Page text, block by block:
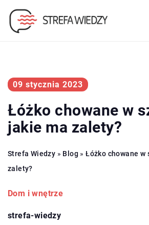
09 stycznia 2023
Łóżko chowane w
jakie ma zalety?
Strefa Wiedzy » Blog »Łóżko chowane w
zalety?
Dom i wnętrze
strefa-wiedzy